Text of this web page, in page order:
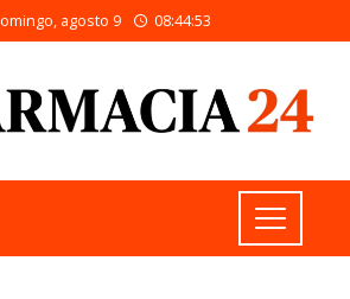
agosto 9 08:44:54